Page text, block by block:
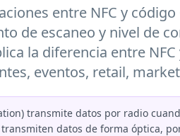
entre NFC y
de escaneo y nivel de
la diferencia entre
eventos, retail,
transmite datos por radio
transmiten datos de forma óptica,